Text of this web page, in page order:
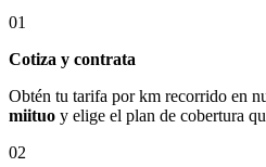
01
Cotiza y contrata
Obtén tu tarifa por km recorrido en
miituo y elige el plan de cobertura
02